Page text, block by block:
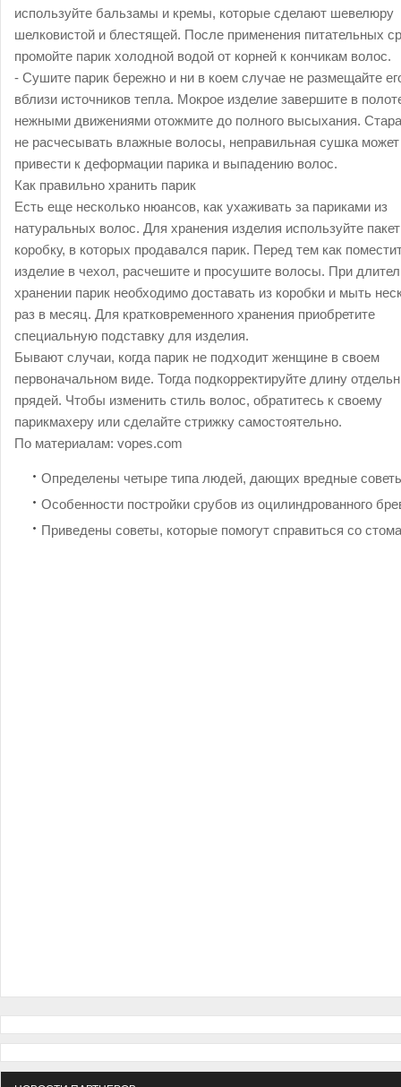
используйте бальзамы и кремы, которые сделают шевелюру
шелковистой и блестящей. После применения питательных
промойте парик холодной водой от корней к кончикам волос.
- Сушите парик бережно и ни в коем случае не размещайте
вблизи источников тепла. Мокрое изделие завершите в
нежными движениями отожмите до полного высыхания.
не расчесывать влажные волосы, неправильная сушка может
привести к деформации парика и выпадению волос.
Как правильно хранить парик
Есть еще несколько нюансов, как ухаживать за париками из
натуральных волос. Для хранения изделия используйте
коробку, в которых продавался парик. Перед тем как
изделие в чехол, расчешите и просушите волосы. При
хранении парик необходимо доставать из коробки и мыть
раз в месяц. Для кратковременного хранения приобретите
специальную подставку для изделия.
Бывают случаи, когда парик не подходит женщине в своем
первоначальном виде. Тогда подкорректируйте длину
прядей. Чтобы изменить стиль волос, обратитесь к своему
парикмахеру или сделайте стрижку самостоятельно.
По материалам: vopes.com
Определены четыре типа людей, дающих вредные
Особенности постройки срубов из оцилиндрованного
Приведены советы, которые помогут справиться со